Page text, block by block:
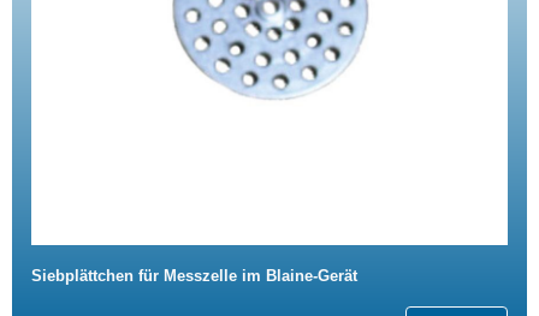
Siebplättchen für Messzelle im Blaine-Gerät